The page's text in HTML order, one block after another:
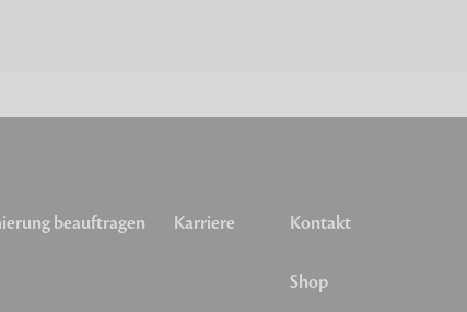
beauftragen Karriere Kontakt
Shop